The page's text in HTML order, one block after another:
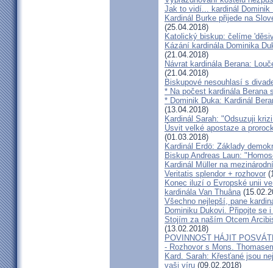
Jak to vidí... kardinál Dominik
Kardinál Burke přijede na
(25.04.2018)
Katolický biskup: čelíme
Kázání kardinála Dominika
(21.04.2018)
Návrat kardinála Berana:
(21.04.2018)
Biskupové nesouhlasí s
* Na počest kardinála
* Dominik Duka: Kardinál
(13.04.2018)
Kardinál Sarah: "Odsuzuji
Úsvit velké apostaze a
(01.03.2018)
Kardinál Erdö: Základy
Biskup Andreas Laun:
Kardinál Müller na
Veritatis splendor + rozhovor
Konec iluzí o Evropské unii
kardinála Van Thuâna
Všechno nejlepší, pane
Dominiku Dukovi. Připojte se
Stojím za naším Otcem
(13.02.2018)
POVINNOST HÁJIT
- Rozhovor s Mons.
Kard. Sarah: Křesťané jsou
vaši víru (09.02.2018)